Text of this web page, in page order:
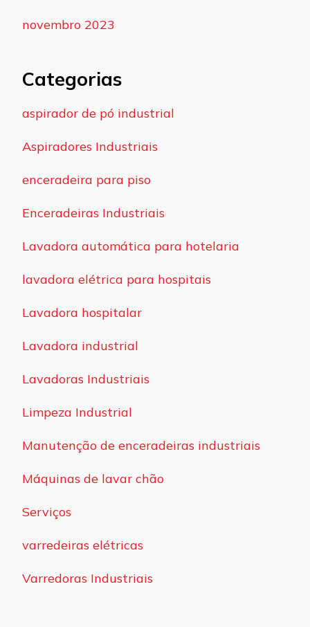
novembro 2023
Categorias
aspirador de pó industrial
Aspiradores Industriais
enceradeira para piso
Enceradeiras Industriais
Lavadora automática para hotelaria
lavadora elétrica para hospitais
Lavadora hospitalar
Lavadora industrial
Lavadoras Industriais
Limpeza Industrial
Manutenção de enceradeiras industriais
Máquinas de lavar chão
Serviços
varredeiras elétricas
Varredoras Industriais